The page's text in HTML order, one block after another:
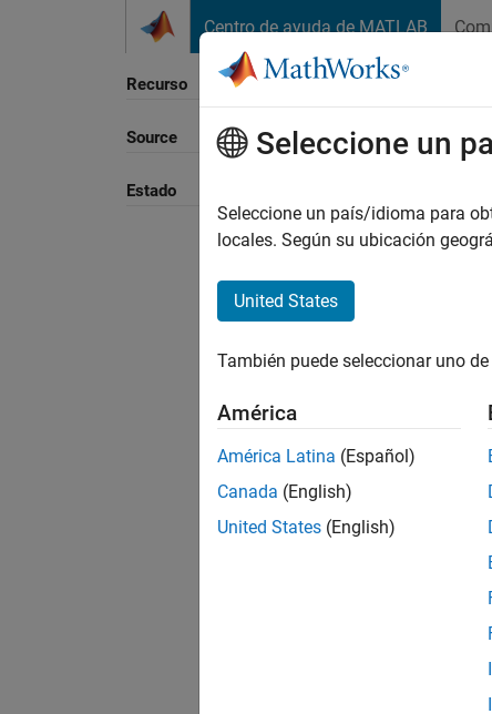
Centro de ayuda de MATLAB
Recurso
Source
Estado
Seleccione un
Seleccione un país/idioma para
locales. Según su ubicación
United States
También puede seleccionar uno
América
América Latina (Español)
Canada (English)
United States (English)